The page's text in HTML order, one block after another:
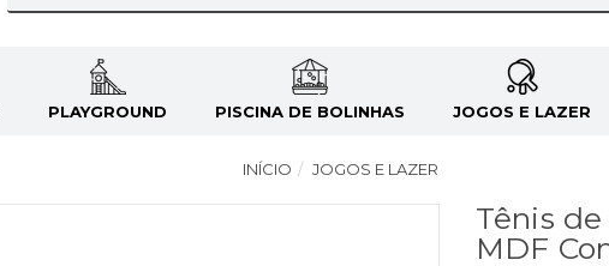
PLAYGROUND PISCINA DE BOLINHAS JOGOS E LAZER
INÍCIO JOGOS E LAZER
Tênis
MDF